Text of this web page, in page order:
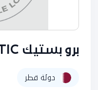
برو بستيك PRO PLASTIC
دولة قطر